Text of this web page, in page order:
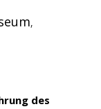
,
des